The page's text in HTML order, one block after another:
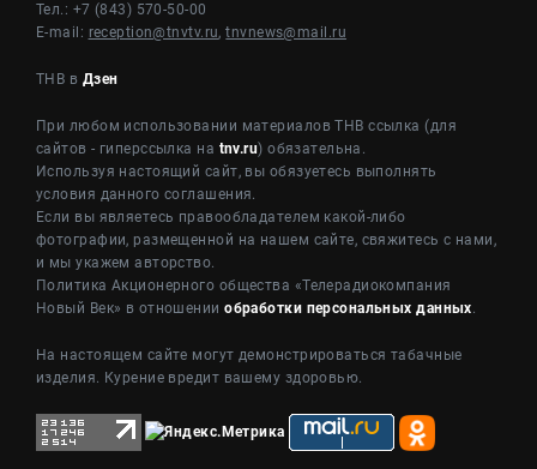
Тел.: +7 (843) 570-50-00
E-mail: reception@tnvtv.ru,tnvnews@mail.ru
ТНВ в Дзен
При любом использовании материалов ТНВ ссылка (для
сайтов - гиперссылка на tnv.ru) обязательна.
Используя настоящий сайт, вы обязуетесь выполнять
условия данного соглашения.
Если вы являетесь правообладателем какой-либо
фотографии, размещенной на нашем сайте, свяжитесь с нами,
и мы укажем авторство.
Политика Акционерного общества «Телерадиокомпания
Новый Век» в отношенииобработки персональных данных.
На настоящем сайте могут демонстрироваться табачные
изделия. Курение вредит вашему здоровью.